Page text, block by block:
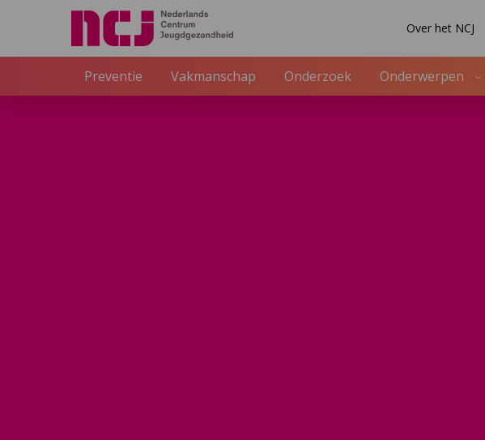
Over het NCJ
Preventie Vakmanschap Onderzoek Onderwerpen